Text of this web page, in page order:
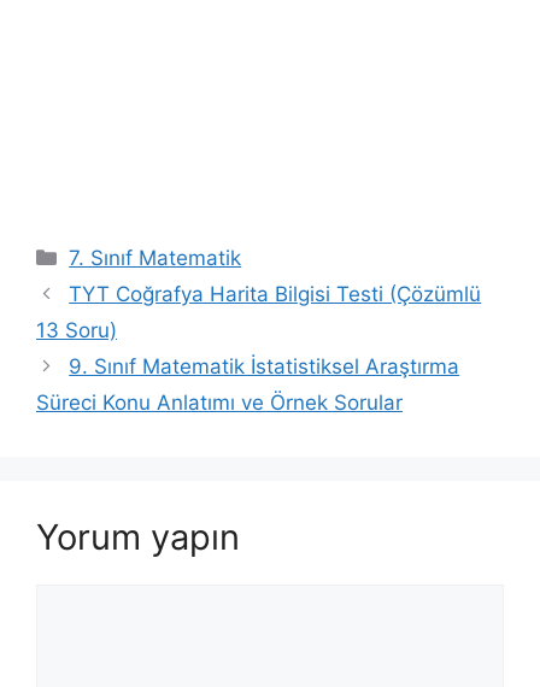
Kategoriler
7. Sınıf Matematik
TYT Coğrafya Harita Bilgisi Testi (Çözümlü
13 Soru)
9. Sınıf Matematik İstatistiksel Araştırma
Süreci Konu Anlatımı ve Örnek Sorular
Yorum yapın